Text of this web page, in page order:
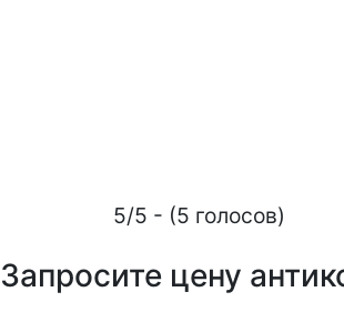
5/5 - (5 голосов)
Запросите цену